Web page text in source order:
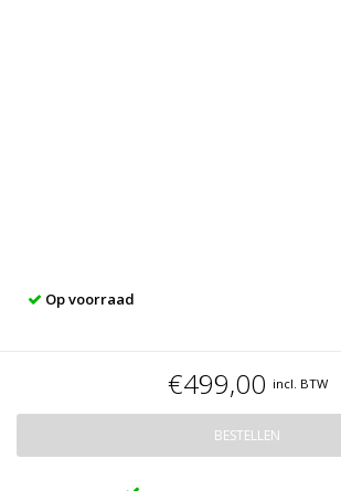
Op voorraad
€499,00 incl. BTW
BESTELLEN